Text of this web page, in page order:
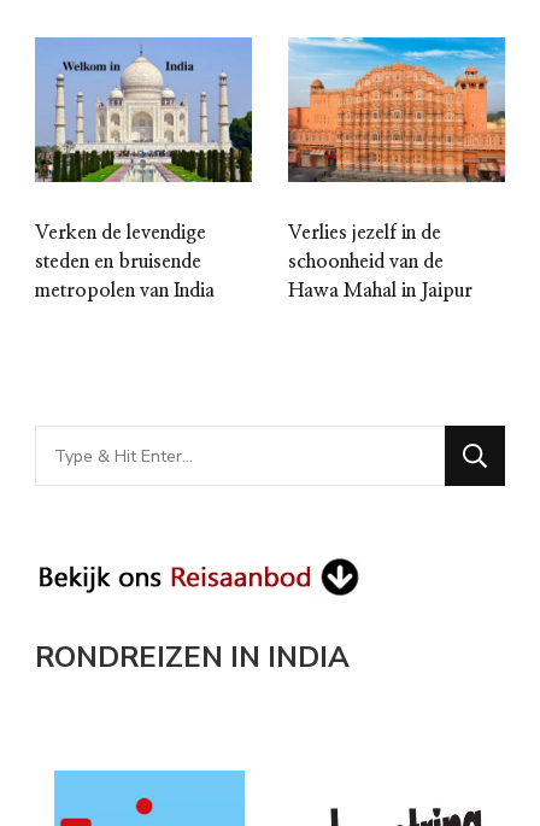
Verken de levendige
steden en bruisende
metropolen van India
Verlies jezelf in de
schoonheid van de
Hawa Mahal in Jaipur
Looking
for
RONDREIZEN IN INDIA